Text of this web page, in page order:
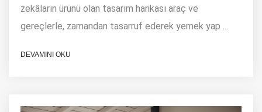
zekâların ürünü olan tasarım harikası araç ve
gereçlerle, zamandan tasarruf ederek yemek yap ...
DEVAMINI OKU